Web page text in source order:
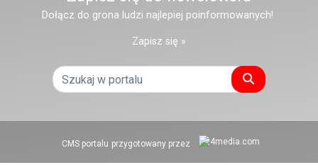
Dołącz do grona ludzi najlepiej poinformowanych!
Zapisz się »
Szukaj
CMS portalu przygotowany przez